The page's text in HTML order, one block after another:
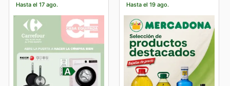
Hasta el 17 ago. Hasta el 19 ago.